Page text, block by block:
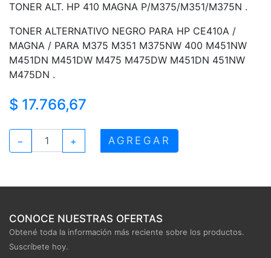
TONER ALT. HP 410 MAGNA P/M375/M351/M375N .
TONER ALTERNATIVO NEGRO PARA HP CE410A /
MAGNA / PARA M375 M351 M375NW 400 M451NW
M451DN M451DW M475 M475DW M451DN 451NW
M475DN .
$ 17.766,67
− + AGREGAR
CONOCE NUESTRAS OFERTAS
Obtené toda la información más reciente sobre los productos.
Suscríbete hoy.